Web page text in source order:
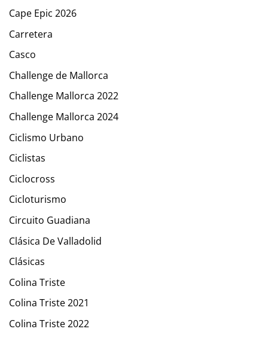
Cape Epic 2026
Carretera
Casco
Challenge de Mallorca
Challenge Mallorca 2022
Challenge Mallorca 2024
Ciclismo Urbano
Ciclistas
Ciclocross
Cicloturismo
Circuito Guadiana
Clásica De Valladolid
Clásicas
Colina Triste
Colina Triste 2021
Colina Triste 2022